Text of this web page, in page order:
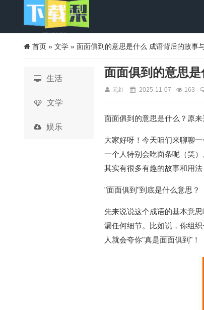
首页 » 文学 » 面面俱到的意思是什么 成语背后的故事
生活
文学
娱乐
面面俱到的意思
元红 2025-11-07 163
面面俱到的意思是什么？原
大家好呀！今天咱们来聊聊
一个人特别会吃面条呢（笑
其实有很多有趣的故事和用
"面面俱到"到底是什么意思？
先来说说这个成语的基本意
漏任何细节。比如说，你组
人就会夸你"真是面面俱到"！